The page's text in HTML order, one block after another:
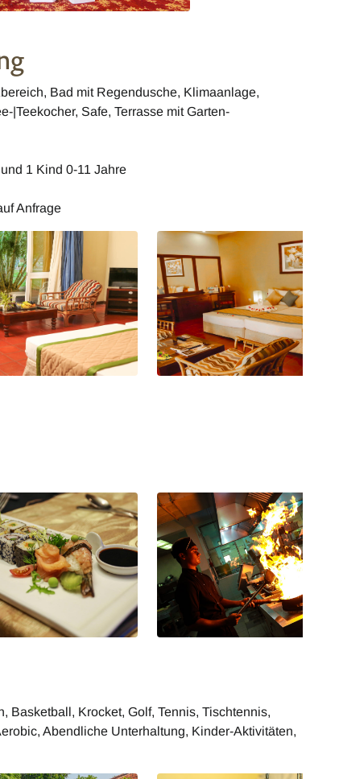
Bad mit Regendusche, Klimaanlage,
|Teekocher, Safe, Terrasse mit Garten-
1 Kind 0-11 Jahre
Anfrage
Basketball, Krocket, Golf, Tennis, Tischtennis,
Abendliche Unterhaltung, Kinder-Aktivitäten,